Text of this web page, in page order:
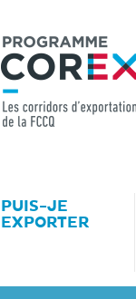
PUIS-JE
EXPORTER